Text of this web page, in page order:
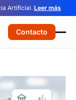
Artificial. Leer más
Contacto